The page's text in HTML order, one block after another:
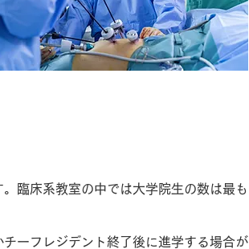
臨床系教室の中では大学院生の数は最も
ーフレジデント終了後に進学する場合が